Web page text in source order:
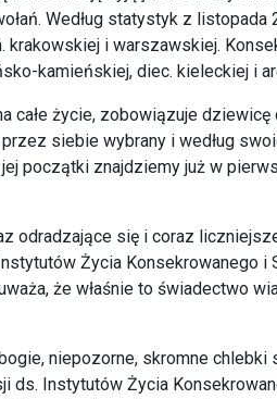
Według statystyk z
i warszawskiej.
kamieńskiej, diec. kieleckiej i
całe życie, zobowiązuje
siebie wybrany i według
początki znajdziemy już w
się i coraz
Życia Konsekrowanego
że właśnie to świadectwo
niepozorne, skromne
ds. Instytutów Życia